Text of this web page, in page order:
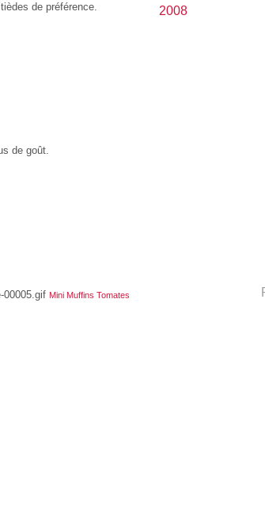
de préférence.
de goût.
Mini Muffins Tomates
2008